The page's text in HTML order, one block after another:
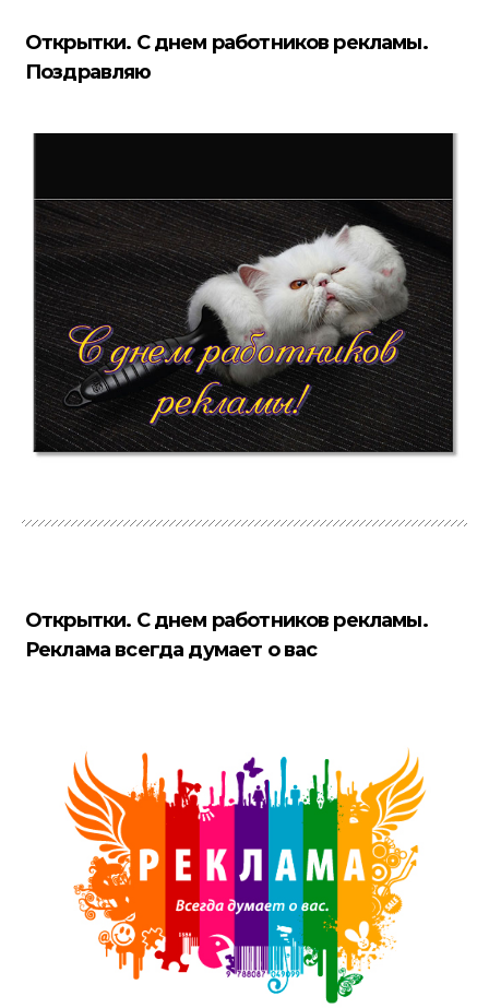
Открытки. С днем работников рекламы.
Поздравляю
Открытки. С днем работников рекламы.
Реклама всегда думает о вас